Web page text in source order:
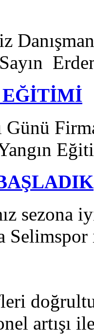
EĞİTİMİ
Günü
sezona
artışı